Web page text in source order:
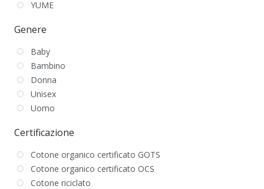
YUME
Genere
Baby
Bambino
Donna
Unisex
Uomo
Certificazione
Cotone organico certificato GOTS
Cotone organico certificato OCS
Cotone riciclato